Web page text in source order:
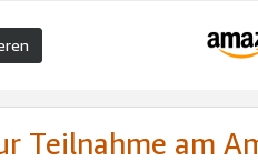
Teilnahme am